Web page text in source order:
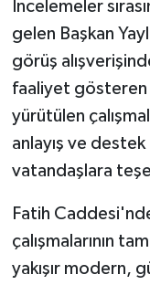
İncelemeler
gelen Başkan
görüş
faaliyet gösteren
yürütülen
anlayış ve destek
vatandaşlara
Fatih
çalışmalarının
yakışır modern,